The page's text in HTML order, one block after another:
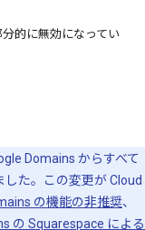
的に無効になってい
Domains からすべて
た。この変更が Cloud
の機能の非推奨、
の Squarespace による